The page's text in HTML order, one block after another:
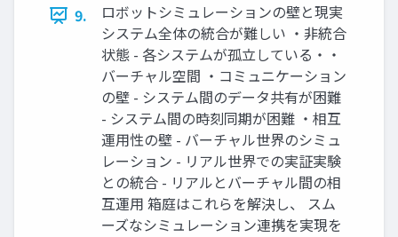
9.
ロボットシミュレーションの壁と現実
システム全体の統合が難しい ・非統合
状態 - 各システムが孤立している・・
バーチャル空間 ・コミュニケーション
の壁 - システム間のデータ共有が困難
- システム間の時刻同期が困難 ・相互
運用性の壁 - バーチャル世界のシミュ
レーション - リアル世界での実証実験
との統合 - リアルとバーチャル間の相
互運用 箱庭はこれらを解決し、 スム
ーズなシミュレーション連携を実現を